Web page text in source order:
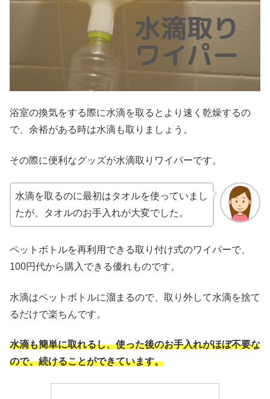
浴室の換気をする際に水滴を取るとより速く乾燥するの
で、余裕がある時は水滴も取りましょう。
その際に便利なグッズが水滴取りワイパーです。
水滴を取るのに最初はタオルを使っていまし
たが、タオルのお手入れが大変でした。
ペットボトルを再利用できる取り付け式のワイパーで、
100円代から購入できる優れものです。
水滴はペットボトルに溜まるので、取り外して水滴を捨て
るだけで楽ちんです。
水滴も簡単に取れるし、使った後のお手入れがほぼ不要な
ので、続けることができています。